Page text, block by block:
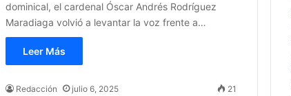
dominical, el cardenal Óscar Andrés Rodríguez
Maradiaga volvió a levantar la voz frente a…
Leer Más
Redacción julio 6, 2025 21